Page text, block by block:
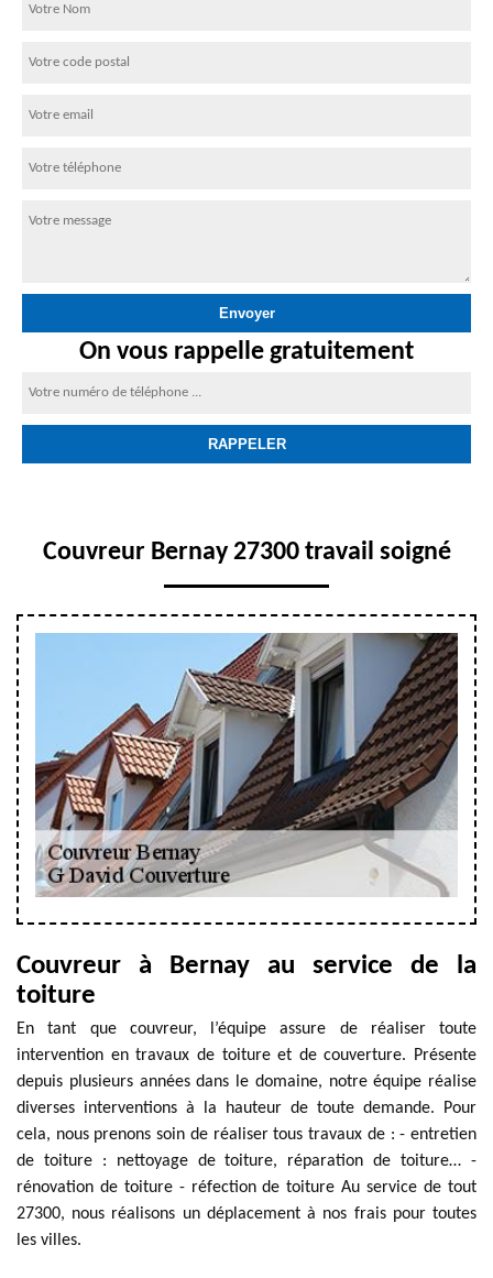
On vous rappelle gratuitement
Couvreur Bernay 27300 travail soigné
Couvreur à Bernay au service de la
toiture
En tant que couvreur, l’équipe assure de réaliser toute
intervention en travaux de toiture et de couverture. Présente
depuis plusieurs années dans le domaine, notre équipe réalise
diverses interventions à la hauteur de toute demande. Pour
cela, nous prenons soin de réaliser tous travaux de : - entretien
de toiture : nettoyage de toiture, réparation de toiture… -
rénovation de toiture - réfection de toiture Au service de tout
27300, nous réalisons un déplacement à nos frais pour toutes
les villes.